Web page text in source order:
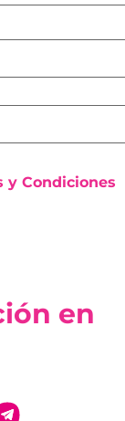
y Condiciones
en